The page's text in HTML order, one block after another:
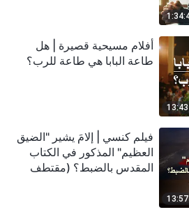
13:43
أفلام مسيحية قصيرة | هل
طاعة البابا هي طاعة للرب؟
13:57
فيلم كنسي | إلامَ يشير "الضيق
العظيم" المذكور في الكتاب
المقدس بالضبط؟ (مقتطف